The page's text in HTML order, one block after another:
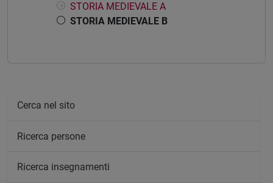
STORIA MEDIEVALE A
STORIA MEDIEVALE B
Cerca nel sito
Ricerca persone
Ricerca insegnamenti